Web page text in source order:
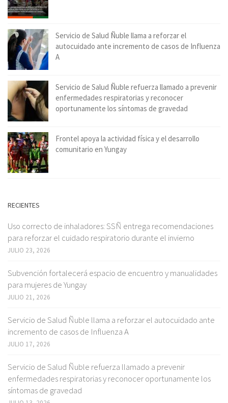
Servicio de Salud Ñuble llama a reforzar el
autocuidado ante incremento de casos de Influenza
A
Servicio de Salud Ñuble refuerza llamado a prevenir
enfermedades respiratorias y reconocer
oportunamente los síntomas de gravedad
Frontel apoya la actividad física y el desarrollo
comunitario en Yungay
RECIENTES
Uso correcto de inhaladores: SSÑ entrega recomendaciones
para reforzar el cuidado respiratorio durante el invierno
JULIO 23, 2026
Subvención fortalecerá espacio de encuentro y manualidades
para mujeres de Yungay
JULIO 21, 2026
Servicio de Salud Ñuble llama a reforzar el autocuidado ante
incremento de casos de Influenza A
JULIO 17, 2026
Servicio de Salud Ñuble refuerza llamado a prevenir
enfermedades respiratorias y reconocer oportunamente los
síntomas de gravedad